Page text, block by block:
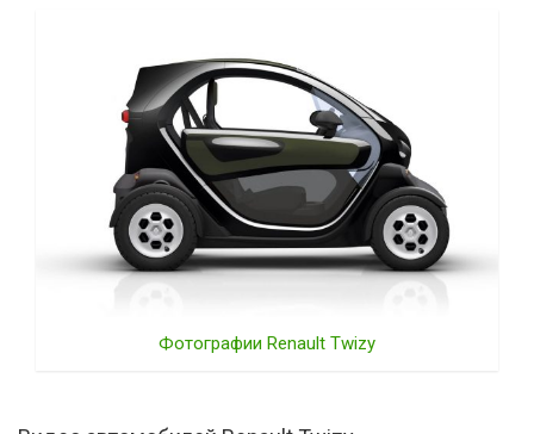
Фотографии Renault Twizy